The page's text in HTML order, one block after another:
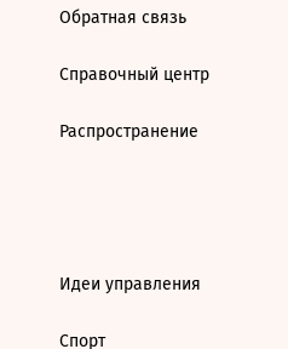
Обратная связь
Справочный центр
Распространение
Идеи управления
Спорт